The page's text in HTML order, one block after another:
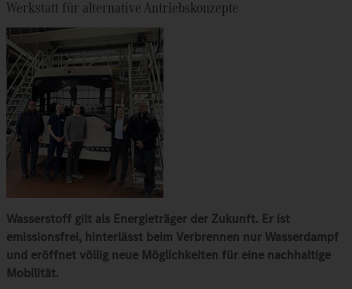
Werkstatt für alternative Antriebskonzepte
Wasserstoff gilt als Energieträger der Zukunft. Er ist
emissionsfrei, hinterlässt beim Verbrennen nur Wasserdampf
und eröffnet völlig neue Möglichkeiten für eine nachhaltige
Mobilität.